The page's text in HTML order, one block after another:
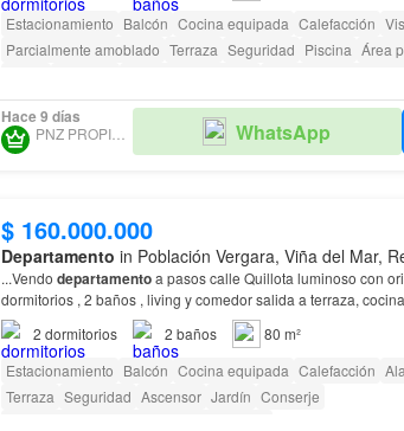
Estacionamiento Balcón Cocina equipada Calefacción
Parcialmente amoblado Terraza Seguridad Piscina Área
Hace 9 días
PNZ PROPIEDADES WhatsApp
$ 160.000.000
Departamento in Población Vergara, Viña del Mar,
...Vendo departamentoa pasos calle Quillota luminoso con
dormitorios , 2 baños , living y comedor salida a
se encuentra ubicado a pasos Sporting Club…
2 dormitorios 2 baños
80 m²
Estacionamiento Balcón Cocina equipada Calefacción
Terraza Seguridad Ascensor Jardín Conserje